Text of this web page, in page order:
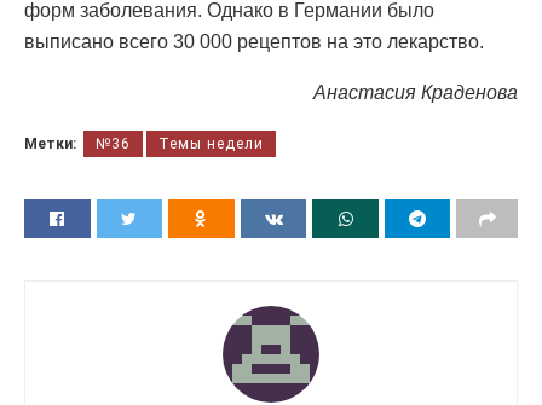
форм заболевания. Однако в Германии было
выписано всего 30 000 рецептов на это лекарство.
Анастасия Краденова
Метки: №36 Темы недели